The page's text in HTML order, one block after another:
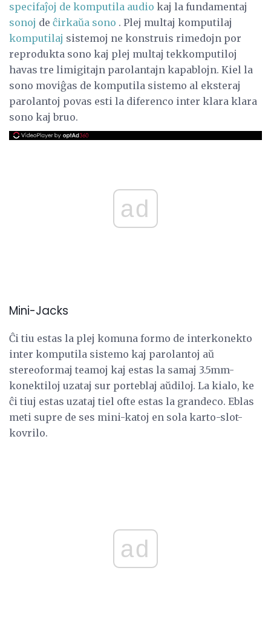
specifaĵoj de komputila audio kaj la fundamentaj
sonoj de ĉirkaŭa sono . Plej multaj komputilaj
komputilaj sistemoj ne konstruis rimedojn por
reprodukta sono kaj plej multaj tekkomputiloj
havas tre limigitajn parolantajn kapablojn. Kiel la
sono moviĝas de komputila sistemo al eksteraj
parolantoj povas esti la diferenco inter klara klara
sono kaj bruo.
ad
Mini-Jacks
Ĉi tiu estas la plej komuna formo de interkonekto
inter komputila sistemo kaj parolantoj aŭ
stereoformaj teamoj kaj estas la samaj 3.5mm-
konektiloj uzataj sur porteblaj aŭdiloj. La kialo, ke
ĉi tiuj estas uzataj tiel ofte estas la grandeco. Eblas
meti supre de ses mini-katoj en sola karto-slot-
kovrilo.
ad